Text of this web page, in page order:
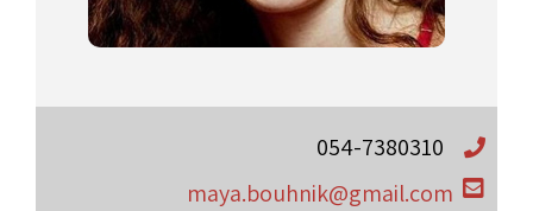
054-7380310
maya.bouhnik@gmail.com